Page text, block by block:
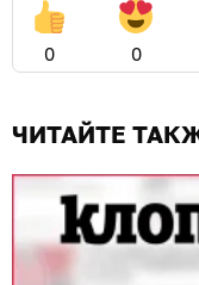
0 0
ЧИТАЙТЕ